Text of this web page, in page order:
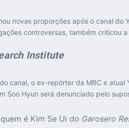
novas proporções após o canal do
controversas, também criticou
Institute
canal, o ex-repórter da MBC e
Soo Hyun será denunciado pelo
é Kim Se Ui do Garosero